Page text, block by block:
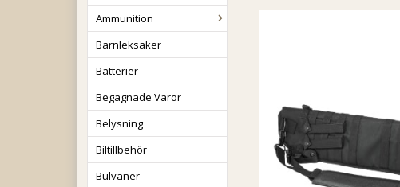
Ammunition
Barnleksaker
Batterier
Begagnade Varor
Belysning
Biltillbehör
Bulvaner